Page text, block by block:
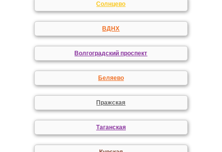
Солнцево
ВДНХ
Волгоградский проспект
Беляево
Пражская
Таганская